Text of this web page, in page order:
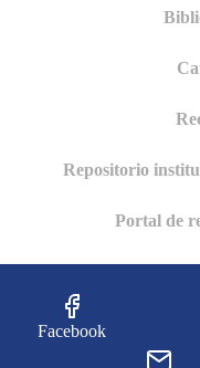
Repositorio
Portal de
Facebook